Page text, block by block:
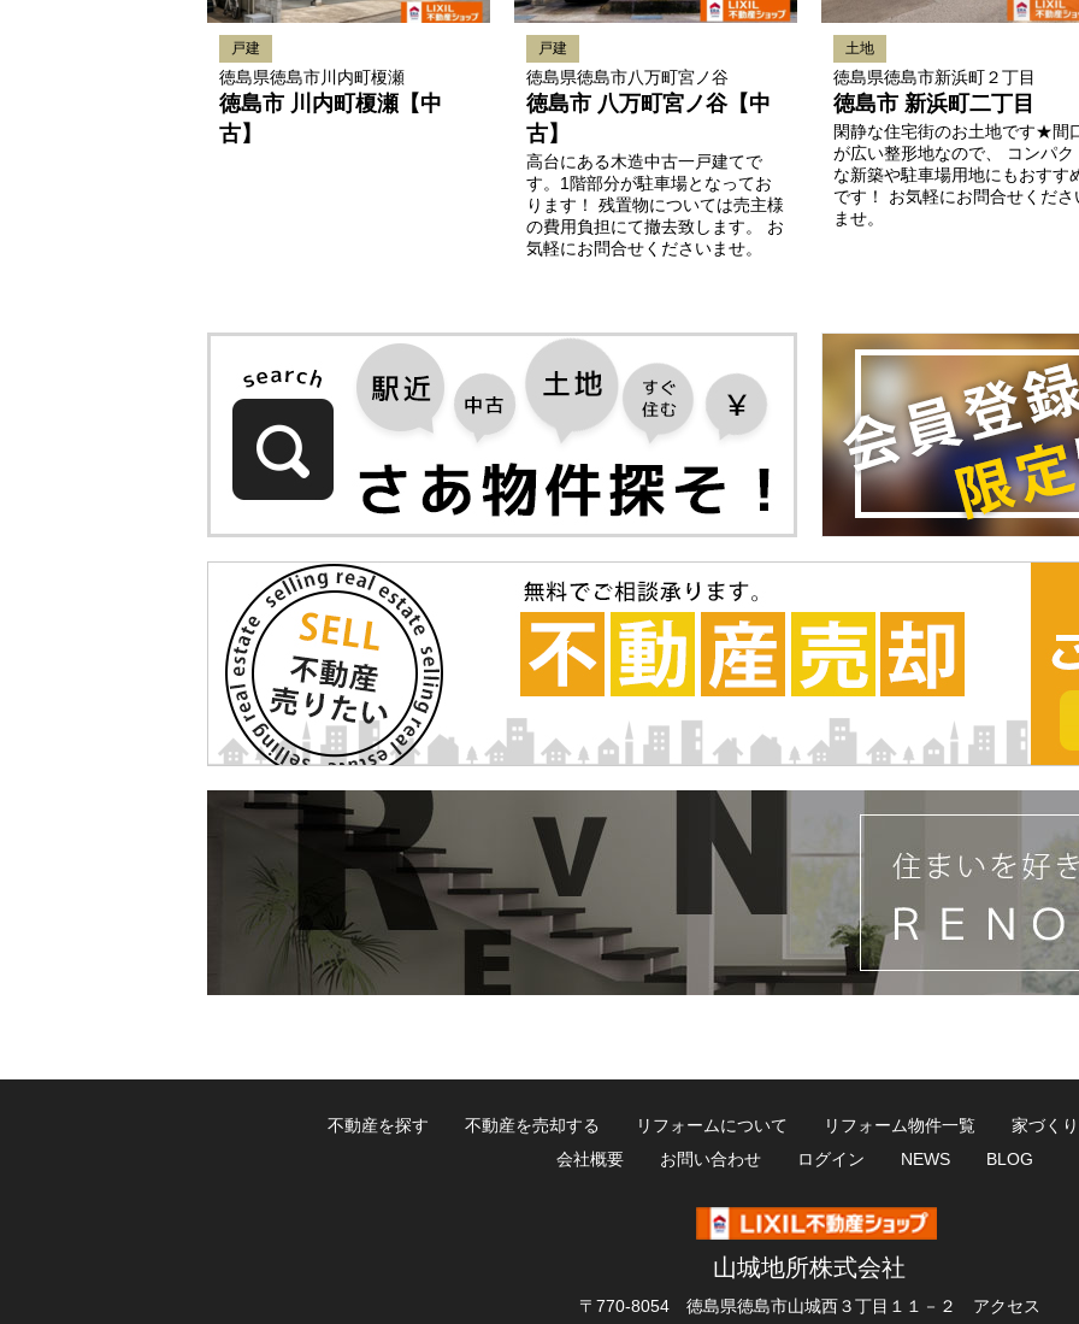
戸建
徳島県徳島市川内町榎瀬
徳島市 川内町榎瀬【中
古】
戸建
徳島県徳島市八万町宮ノ谷
徳島市 八万町宮ノ谷【中
古】
高台にある木造中古一戸建てで
す。1階部分が駐車場となってお
ります！ 残置物については売主様
の費用負担にて撤去致します。 お
気軽にお問合せくださいませ。
土地
徳島県徳島市新浜町２丁目
徳島市 新浜町二丁目
閑静な住宅街のお土地です★間
が広い整形地なので、 コンパク
な新築や駐車場用地にもおすす
です！ お気軽にお問合せくださ
ませ。
不動産を探す 不動産を売却する リフォームについて リフォーム物件一覧
家づく
会社概要
お問い合わせ ログイン NEWS BLOG
山城地所株式会社
〒770-8054 徳島県徳島市山城西３丁目１１－２ アクセス